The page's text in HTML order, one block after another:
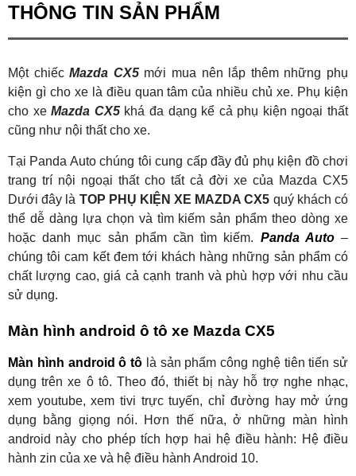
THÔNG TIN SẢN PHẨM
Một chiếcMazda CX5 mới mua nên lắp thêm những phụ
kiện gì cho xe là điều quan tâm của nhiều chủ xe. Phụ kiện
cho xeMazda CX5khá đa dạng kể cả phụ kiện ngoại thất
cũng như nội thất cho xe.
Tại Panda Auto chúng tôi cung cấp đầy đủ phụ kiện đồ chơi
trang trí nội ngoại thất cho tất cả đời xe của Mazda CX5
Dưới đây là TOP PHỤ KIỆN XE MAZDA CX5 quý khách có
thể dễ dàng lựa chọn và tìm kiếm sản phẩm theo dòng xe
hoặc danh mục sản phẩm cần tìm kiếm. Panda Auto–
chúng tôi cam kết đem tới khách hàng những sản phẩm có
chất lượng cao, giá cả cạnh tranh và phù hợp với nhu cầu
sử dụng.
Màn hình android ô tô xe Mazda CX5
Màn hình android ô tô là sản phẩm công nghệ tiên tiến sử
dụng trên xe ô tô. Theo đó, thiết bị này hỗ trợ nghe nhạc,
xem youtube, xem tivi trực tuyến, chỉ đường hay mở ứng
dụng bằng giọng nói. Hơn thế nữa, ở những màn hình
android này cho phép tích hợp hai hệ điều hành: Hệ điều
hành zin của xe và hệ điều hành Android 10.